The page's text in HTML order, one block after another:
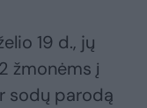
19 d., jų
žmonėms į
sodų parodą